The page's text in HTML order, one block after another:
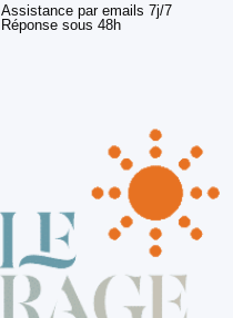
Assistance par emails 7j/7
Réponse sous 48h